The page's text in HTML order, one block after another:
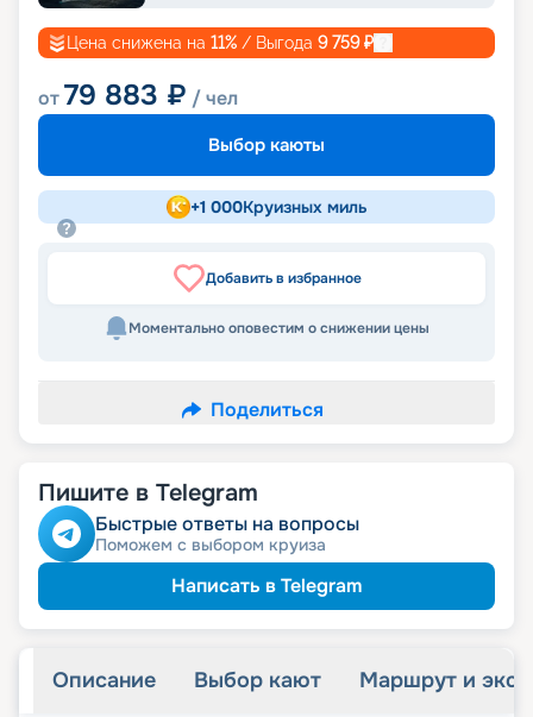
Цена снижена на 11% / Выгода 9 759₽
от79 883 ₽ / чел
Выбор каюты
+1 000Круизных миль
Добавить в избранное
Моментально оповестим о снижении цены
Поделиться
Пишите в Telegram
Быстрые ответы на вопросы
Поможем с выбором круиза
Написать в Telegram
Описание Выбор кают Маршрут и